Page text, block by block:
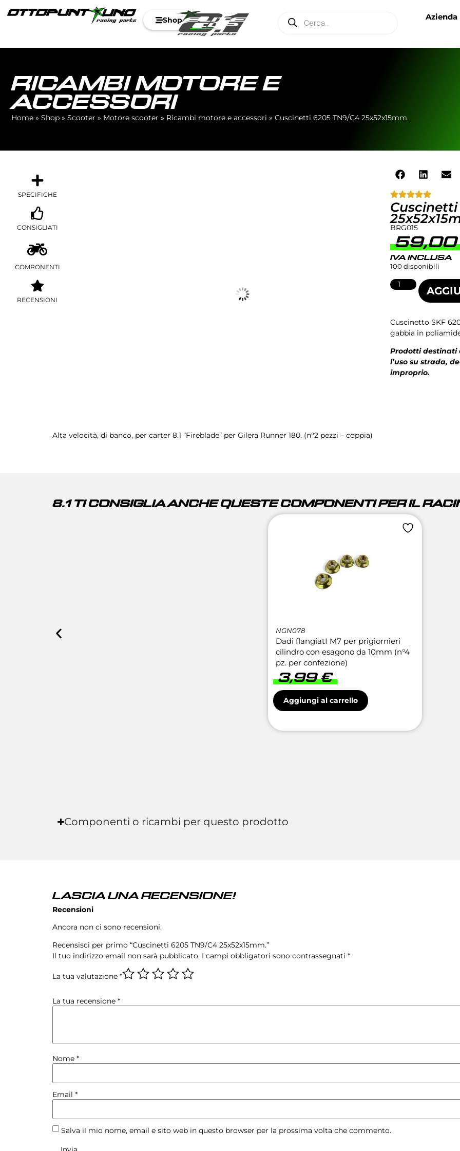
Shop Azienda
RICAMBI MOTORE E
ACCESSORI
Home » Shop » Scooter » Motore scooter » Ricambi motore e accessori » Cuscinetti 6205 TN9/C4 25x52x15mm.
SPECIFICHE
CONSIGLIATI
COMPONENTI
RECENSIONI
Cuscinetti
BRG015
IVA INCLUSA
100 disponibili
Cuscinetto SKF
gabbia in
Prodotti destinati
l’uso su strada,
improprio.
Alta velocità, di banco, per carter 8.1 “Fireblade” per Gilera Runner 180. (n°2 pezzi – coppia)
8.1 TI CONSIGLIA ANCHE QUESTE COMPONENTI PER IL
NGN078
Dadi flangiatI M7 per prigiornieri
cilindro con esagono da 10mm (n°4
pz. per confezione)
3,99€
Aggiungi al carrello
Componenti o ricambi per questo prodotto
LASCIA UNA RECENSIONE!
Recensioni
Ancora non ci sono recensioni.
Recensisci per primo “Cuscinetti 6205 TN9/C4 25x52x15mm.”
Il tuo indirizzo email non sarà pubblicato. I campi obbligatori sono contrassegnati *
La tua valutazione *
La tua recensione *
Nome *
Email *
Salva il mio nome, email e sito web in questo browser per la prossima volta che commento.